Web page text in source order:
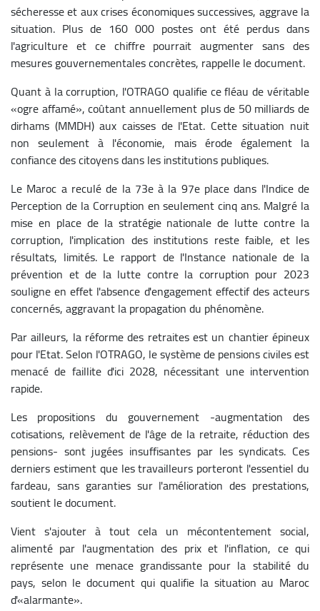
sécheresse et aux crises économiques successives, aggrave la
situation. Plus de 160 000 postes ont été perdus dans
l'agriculture et ce chiffre pourrait augmenter sans des
mesures gouvernementales concrètes, rappelle le document.
Quant à la corruption, l'OTRAGO qualifie ce fléau de véritable
«ogre affamé», coûtant annuellement plus de 50 milliards de
dirhams (MMDH) aux caisses de l'Etat. Cette situation nuit
non seulement à l'économie, mais érode également la
confiance des citoyens dans les institutions publiques.
Le Maroc a reculé de la 73e à la 97e place dans l'Indice de
Perception de la Corruption en seulement cinq ans. Malgré la
mise en place de la stratégie nationale de lutte contre la
corruption, l'implication des institutions reste faible, et les
résultats, limités. Le rapport de l'Instance nationale de la
prévention et de la lutte contre la corruption pour 2023
souligne en effet l'absence d'engagement effectif des acteurs
concernés, aggravant la propagation du phénomène.
Par ailleurs, la réforme des retraites est un chantier épineux
pour l'Etat. Selon l'OTRAGO, le système de pensions civiles est
menacé de faillite d'ici 2028, nécessitant une intervention
rapide.
Les propositions du gouvernement -augmentation des
cotisations, relèvement de l'âge de la retraite, réduction des
pensions- sont jugées insuffisantes par les syndicats. Ces
derniers estiment que les travailleurs porteront l'essentiel du
fardeau, sans garanties sur l'amélioration des prestations,
soutient le document.
Vient s'ajouter à tout cela un mécontentement social,
alimenté par l'augmentation des prix et l'inflation, ce qui
représente une menace grandissante pour la stabilité du
pays, selon le document qui qualifie la situation au Maroc
d'«alarmante».